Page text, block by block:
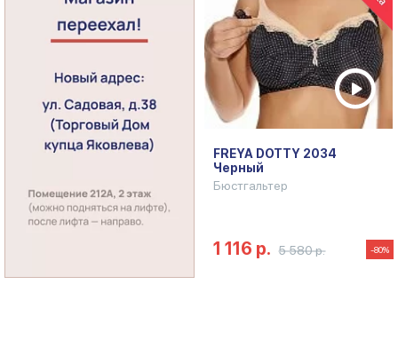
FREYA DOTTY 2034
Черный
Бюстгальтер
1 116 р. 5 580 р. -80%